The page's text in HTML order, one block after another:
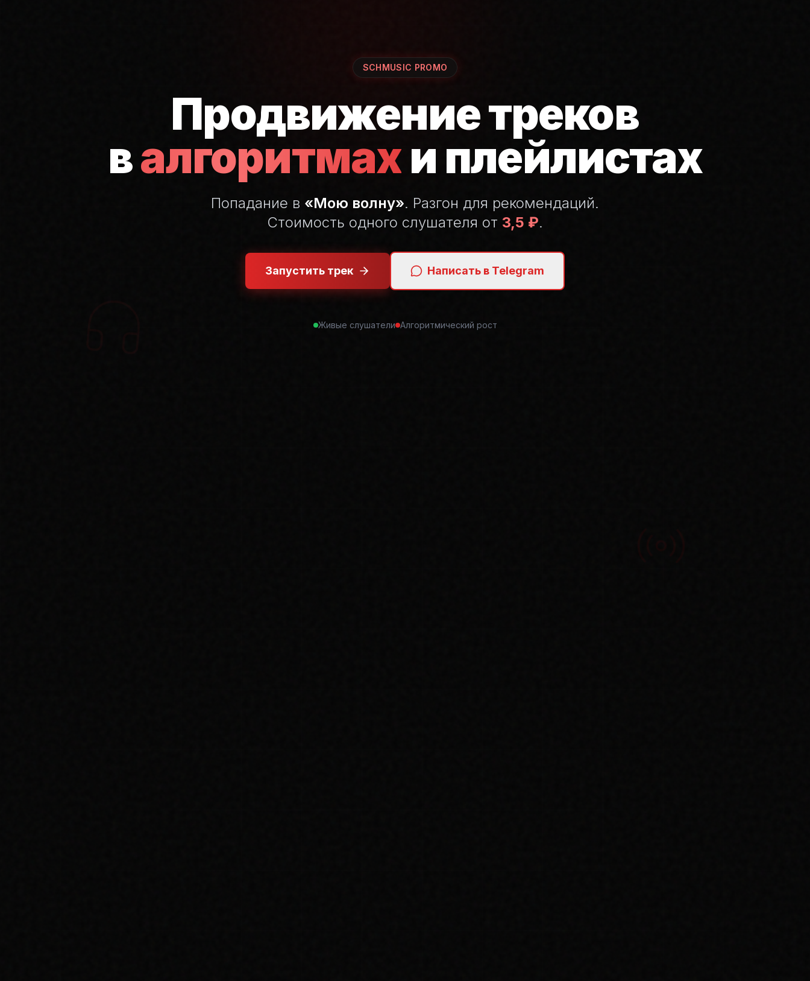
SCHMUSIC PROMO
Продвижение треков
валгоритмахи плейлистах
Попадание в «Мою волну». Разгон для рекомендаций.
Стоимость одного слушателя от 3,5 ₽.
Запустить трек Написать в Telegram
Живые слушатели Алгоритмический рост